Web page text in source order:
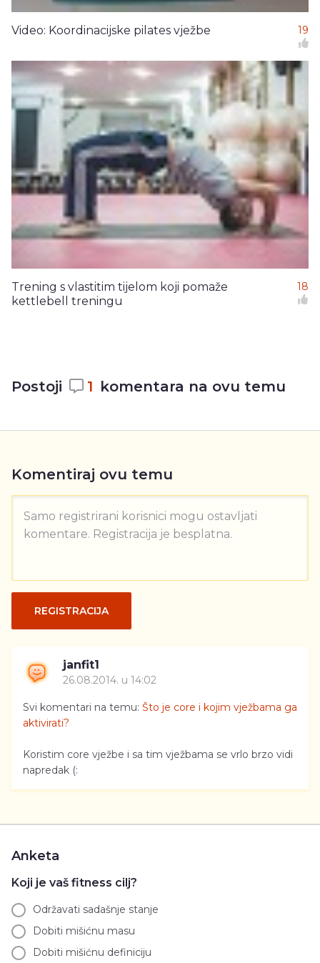
Video: Koordinacijske pilates vježbe 19
Trening s vlastitim tijelom koji pomaže
kettlebell treningu
18
Postoji 1 komentara na ovu temu
Komentiraj ovu temu
Samo registrirani korisnici mogu ostavljati
komentare. Registracija je besplatna.
REGISTRACIJA
janfit1
26.08.2014. u 14:02
Svi komentari na temu: Što je core i kojim vježbama ga
aktivirati?
Koristim core vježbe i sa tim vježbama se vrlo brzo vidi
napredak (:
Anketa
Koji je vaš fitness cilj?
Održavati sadašnje stanje
Dobiti mišićnu masu
Dobiti mišićnu definiciju